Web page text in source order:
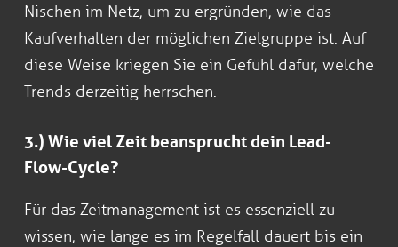
Nischen im Netz, um zu ergründen, wie das
Kaufverhalten der möglichen Zielgruppe ist. Auf
diese Weise kriegen Sie ein Gefühl dafür, welche
Trends derzeitig herrschen.
3.) Wie viel Zeit beansprucht dein Lead-
Flow-Cycle?
Für das Zeitmanagement ist es essenziell zu
wissen, wie lange es im Regelfall dauert bis ein